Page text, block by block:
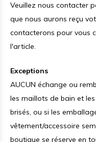
Veuillez nous contacter
que nous aurons reçu
contacterons pour vous
l'article.
Exceptions
AUCUN échange ou
les maillots de bain et
brisés, ou si les
vêtement/accessoire
boutique se réserve en